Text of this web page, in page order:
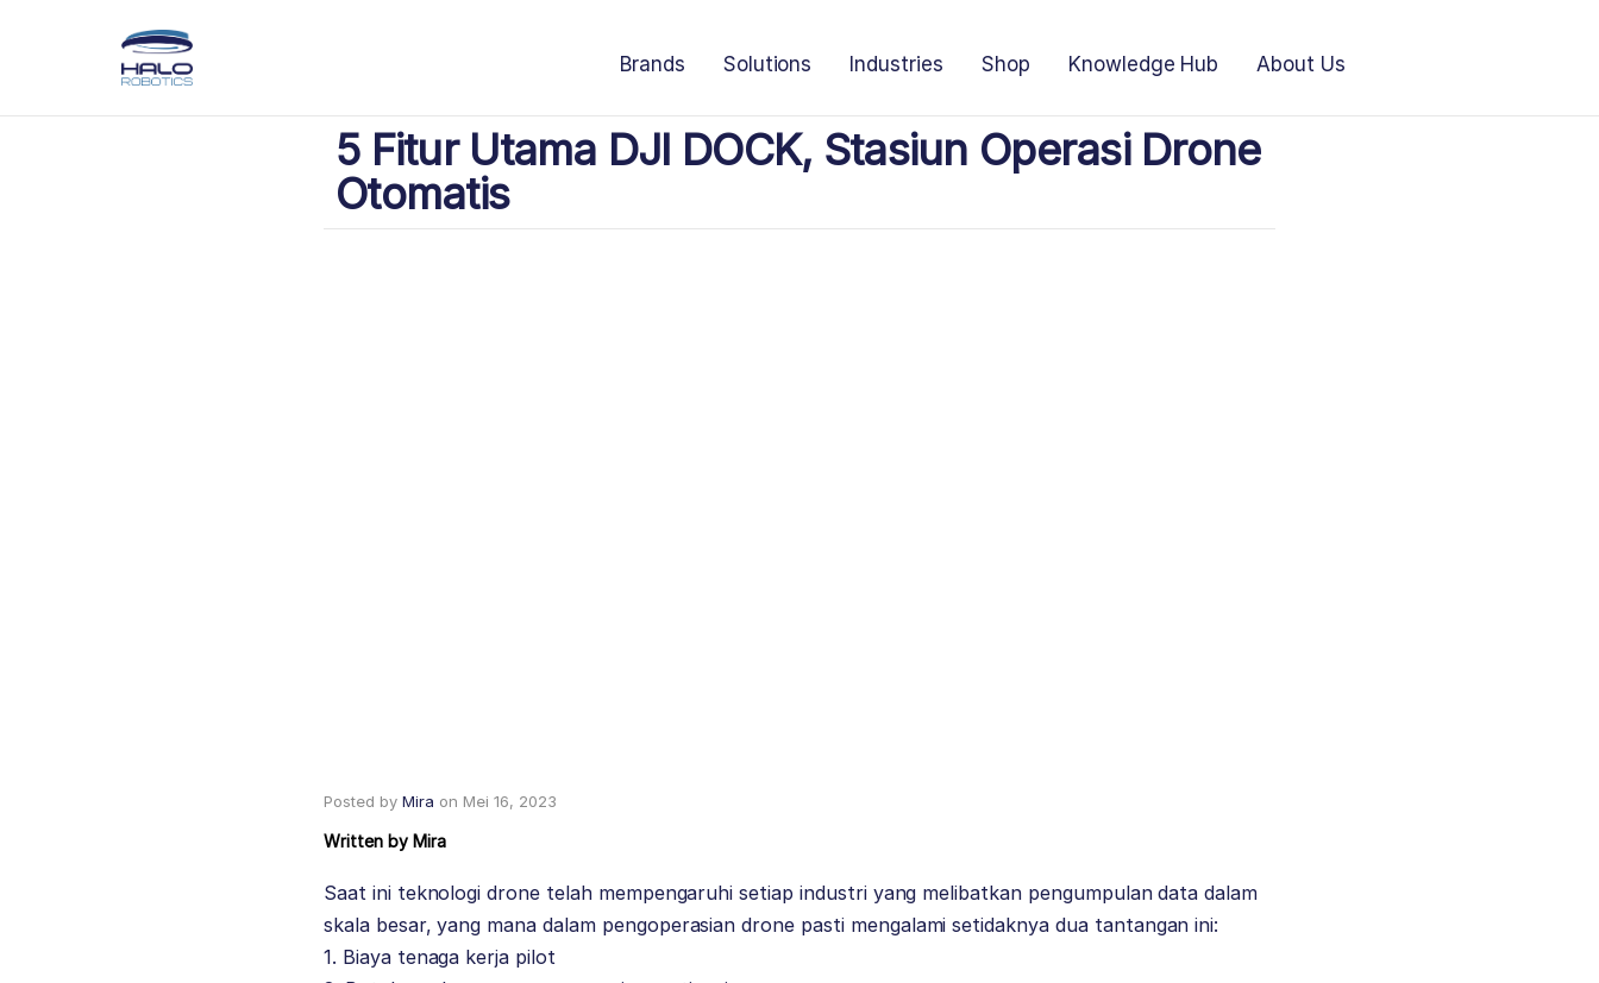
Brands Solutions Industries Shop Knowledge Hub About Us
5 Fitur Utama DJI DOCK, Stasiun Operasi Drone
Otomatis
Posted by Mira on Mei 16, 2023
Written by Mira
Saat ini teknologi drone telah mempengaruhi setiap industri yang melibatkan pengumpulan data dalam
skala besar, yang mana dalam pengoperasian drone pasti mengalami setidaknya dua tantangan ini:
1. Biaya tenaga kerja pilot